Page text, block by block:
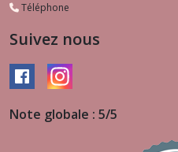
Téléphone
Suivez nous
Note globale : 5/5